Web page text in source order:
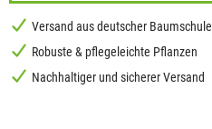
Versand aus deutscher Baumschule
Robuste & pflegeleichte Pflanzen
Nachhaltiger und sicherer Versand